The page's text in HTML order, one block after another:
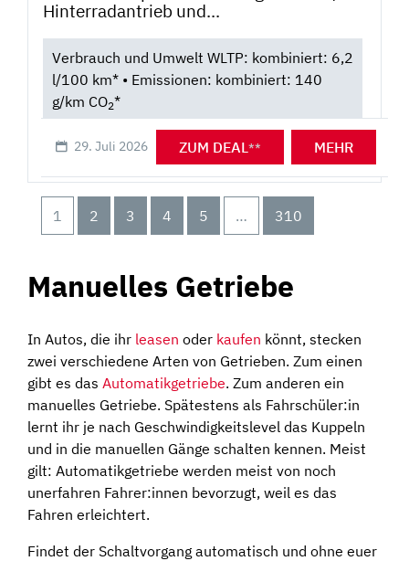
Hinterradantrieb und...
Verbrauch und Umwelt WLTP: kombiniert: 6,2
l/100 km* • Emissionen: kombiniert: 140
g/km CO2*
29. Juli 2026 ZUM DEAL** MEHR
1 2 3 4 5 … 310
Manuelles Getriebe
In Autos, die ihr leasen oder kaufen könnt, stecken
zwei verschiedene Arten von Getrieben. Zum einen
gibt es das Automatikgetriebe. Zum anderen ein
manuelles Getriebe. Spätestens als Fahrschüler:in
lernt ihr je nach Geschwindigkeitslevel das Kuppeln
und in die manuellen Gänge schalten kennen. Meist
gilt: Automatikgetriebe werden meist von noch
unerfahren Fahrer:innen bevorzugt, weil es das
Fahren erleichtert.
Findet der Schaltvorgang automatisch und ohne euer